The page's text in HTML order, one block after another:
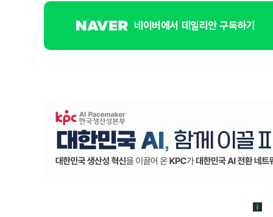
네이버에서 데일리안 구독하기